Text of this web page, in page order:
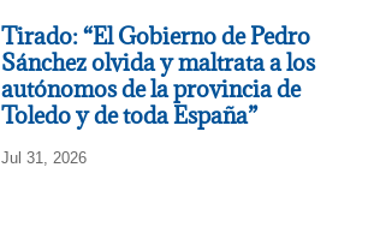
Tirado: “El Gobierno de Pedro
Sánchez olvida y maltrata a los
autónomos de la provincia de
Toledo y de toda España”
Jul 31, 2026